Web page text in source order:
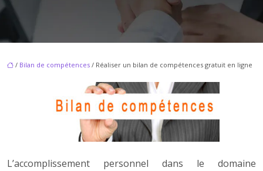
/ Bilan de compétences / Réaliser un bilan de compétences gratuit en ligne
L’accomplissement personnel dans le domaine